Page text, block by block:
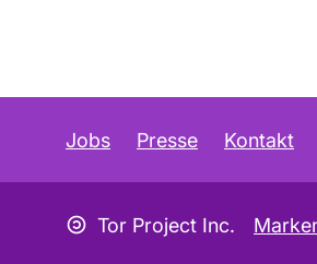
Jobs Presse Kontakt
Copyleft Symbol
Tor Project Inc.